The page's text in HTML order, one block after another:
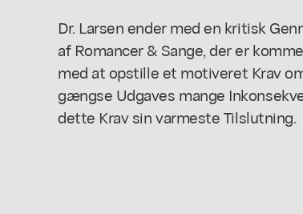
Dr. Larsen ender med en kritisk
af Romancer & Sange, der er
med at opstille et motiveret Krav
gængse Udgaves mange
dette Krav sin varmeste Tilslutning.